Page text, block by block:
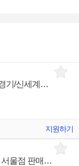
보테가베네타코리아 [BOTTEGA VENETA] 신세계경기/신세계대전 판매사원 채용
지원하기
[BVLGARI] 명품 주얼리 불가리 코리아 신라면세점 서울점 판매사원 채용